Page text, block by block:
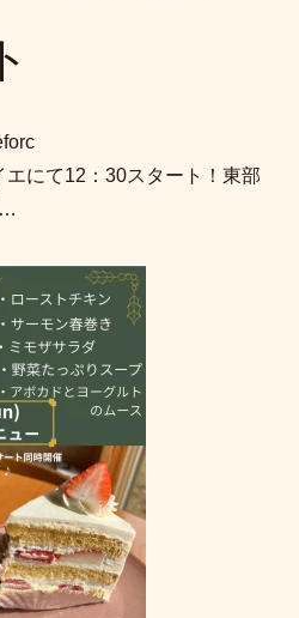
にて12：30スタート！東部
…